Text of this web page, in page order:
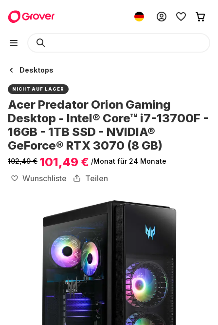
Desktops
NICHT AUF LAGER
Acer Predator Orion Gaming
Desktop - Intel® Core™ i7-13700F -
16GB - 1TB SSD - NVIDIA®
GeForce® RTX 3070 (8 GB)
102,49 € 101,49 € /Monat für 24 Monate
Wunschliste Teilen